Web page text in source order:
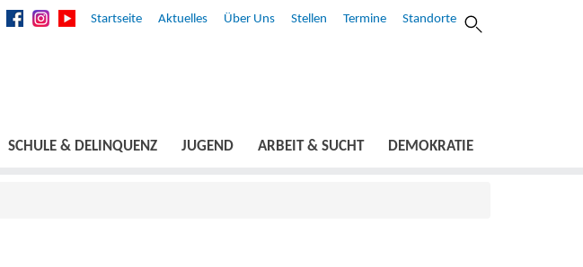
Startseite Aktuelles Über Uns Stellen Termine Standorte
SCHULE & DELINQUENZ JUGEND ARBEIT & SUCHT DEMOKRATIE